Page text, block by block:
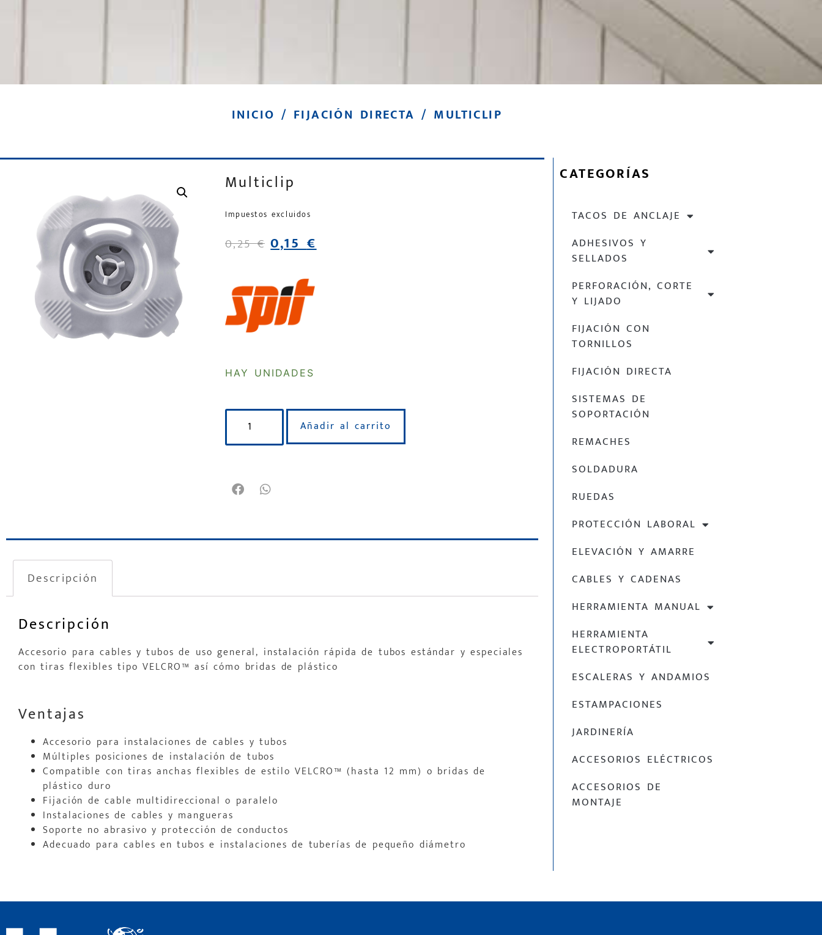
INICIO / FIJACIÓN DIRECTA / MULTICLIP
Multiclip
Impuestos excluidos
0,25€ 0,15€
HAY UNIDADES
Añadir al carrito
Descripción
Descripción
Accesorio para cables y tubos de uso general, instalación rápida de tubos estándar y especiales
con tiras flexibles tipo VELCRO™ así cómo bridas de plástico
Ventajas
Accesorio para instalaciones de cables y tubos
Múltiples posiciones de instalación de tubos
Compatible con tiras anchas flexibles de estilo VELCRO™ (hasta 12 mm) o bridas de
plástico duro
Fijación de cable multidireccional o paralelo
Instalaciones de cables y mangueras
Soporte no abrasivo y protección de conductos
Adecuado para cables en tubos e instalaciones de tuberías de pequeño diámetro
CATEGORÍAS
TACOS DE ANCLAJE
ADHESIVOS Y
SELLADOS
PERFORACIÓN, CORTE
Y LIJADO
FIJACIÓN CON
TORNILLOS
FIJACIÓN DIRECTA
SISTEMAS DE
SOPORTACIÓN
REMACHES
SOLDADURA
RUEDAS
PROTECCIÓN LABORAL
ELEVACIÓN Y AMARRE
CABLES Y CADENAS
HERRAMIENTA MANUAL
HERRAMIENTA
ELECTROPORTÁTIL
ESCALERAS Y ANDAMIOS
ESTAMPACIONES
JARDINERÍA
ACCESORIOS ELÉCTRICOS
ACCESORIOS DE
MONTAJE